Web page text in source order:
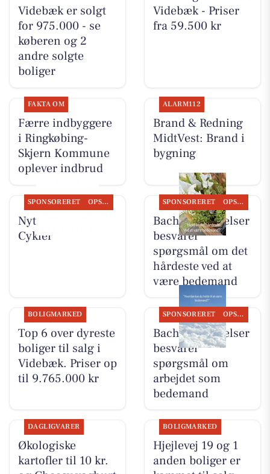
Videbæk er solgt
for 975.000 - se
køberen og 2
andre solgte
boliger
Videbæk - Priser
fra 59.500 kr
FAKTA OM
Færre indbyggere
i Ringkøbing-
Skjern Kommune
oplever indbrud
ALARM112
Brand & Redning
MidtVest: Brand i
bygning
SPONSORERET OPSLAGSTAVLEN
Nyt fra Per P.
Cykler
SPONSORERET OPSLAGSTAVLEN
Bachs Begravelser
besvarer
spørgsmål om det
hårdeste ved at
være bedemand
BOLIGMARKED
Top 6 over dyreste
boliger til salg i
Videbæk. Priser op
til 9.765.000 kr
SPONSORERET OPSLAGSTAVLEN
Bachs Begravelser
besvarer
spørgsmål om
arbejdet som
bedemand
DAGLIGVARER
Økologiske
kartofler til 10 kr.
BOLIGMARKED
Hjejlevej 19 og 1
anden boliger er